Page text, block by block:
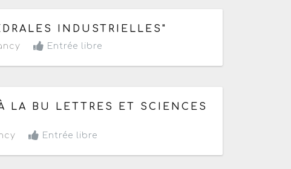
- Terminé de 08h30 à 18h
INDUSTRIELLES"
Entrée libre
Terminé de 08h à 19h
LA BU LETTRES ET SCIENCES
Entrée libre